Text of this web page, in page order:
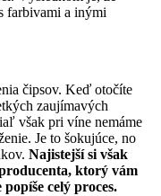
farbivami a inými
čipsov. Keď otočíte
zaujímavých
však pri víne nemáme
Je to šokujúce, no
Najistejší si však
ktorý vám
celý proces.